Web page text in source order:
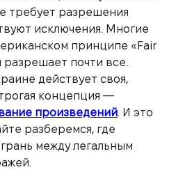
требует разрешения
исключения. Многие
принципе «Fair
разрешает почти все.
действует своя,
концепция —
произведений. И это
разберемся, где
между легальным